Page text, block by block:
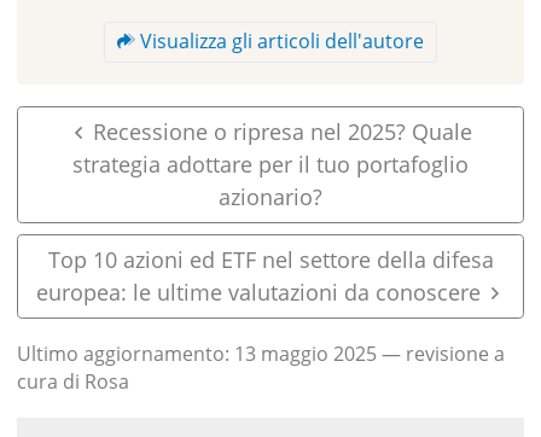
Visualizza gli articoli dell'autore
Recessione o ripresa nel 2025? Quale
strategia adottare per il tuo portafoglio
azionario?
Top 10 azioni ed ETF nel settore della difesa
europea: le ultime valutazioni da conoscere
Ultimo aggiornamento: 13 maggio 2025— revisione a
cura di Rosa